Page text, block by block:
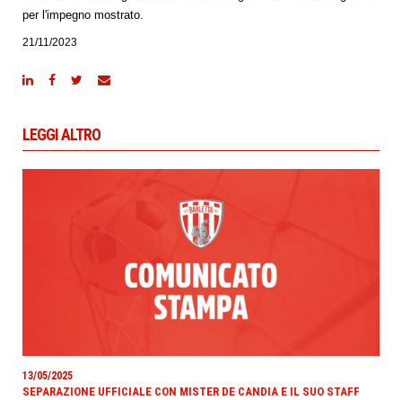
per l'impegno mostrato.
21/11/2023
LEGGI ALTRO
13/05/2025
SEPARAZIONE UFFICIALE CON MISTER DE CANDIA E IL SUO STAFF